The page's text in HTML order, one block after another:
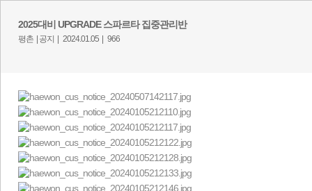
2025대비 UPGRADE 스파르타 집중관리반
평촌 | 공지 | 2024.01.05 | 966